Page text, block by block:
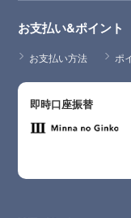
お支払い&ポイント
お支払い方法 ポ
即時口座振替